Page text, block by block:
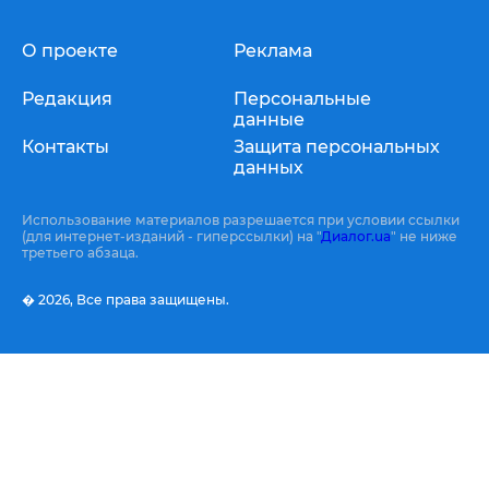
О проекте
Редакция
Контакты
Реклама
Персональные
данные
Защита персональных
данных
Использование материалов разрешается при условии ссылки
(для интернет-изданий - гиперссылки) на "Диалог.ua" не ниже
третьего абзаца.
� 2026, Все права защищены.